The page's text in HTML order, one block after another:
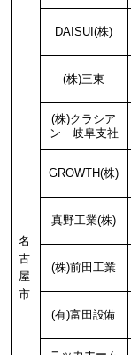
名
古
屋
市
DAISUI(株)
(株)三東
(株)クラシア
ン 岐阜支社
GROWTH(株)
真野工業(株)
(株)前田工業
(有)富田設備